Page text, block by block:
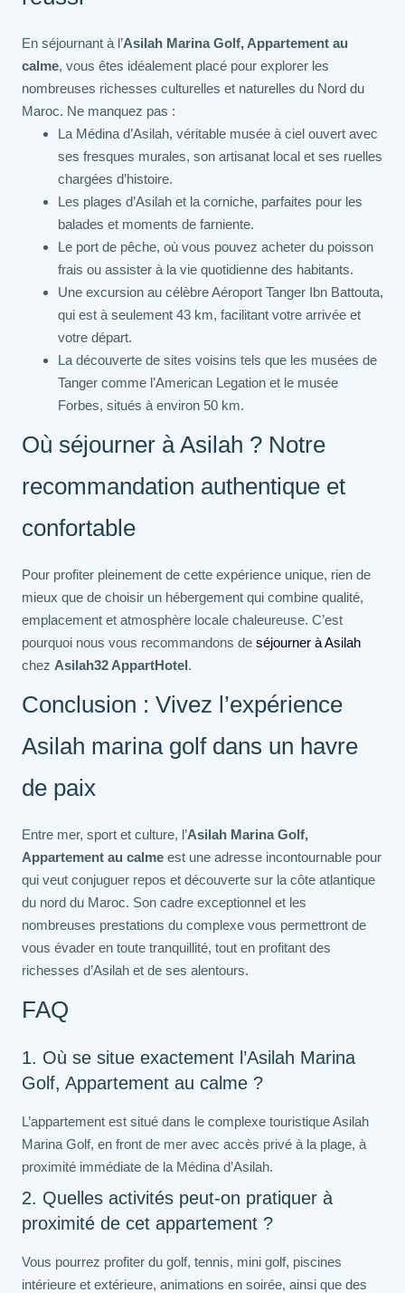
En séjournant à l’Asilah Marina Golf, Appartement au
calme, vous êtes idéalement placé pour explorer les
nombreuses richesses culturelles et naturelles du Nord du
Maroc. Ne manquez pas :
La Médina d’Asilah, véritable musée à ciel ouvert avec
ses fresques murales, son artisanat local et ses ruelles
chargées d’histoire.
Les plages d’Asilah et la corniche, parfaites pour les
balades et moments de farniente.
Le port de pêche, où vous pouvez acheter du poisson
frais ou assister à la vie quotidienne des habitants.
Une excursion au célèbre Aéroport Tanger Ibn Battouta,
qui est à seulement 43 km, facilitant votre arrivée et
votre départ.
La découverte de sites voisins tels que les musées de
Tanger comme l’American Legation et le musée
Forbes, situés à environ 50 km.
Où séjourner à Asilah ? Notre
recommandation authentique et
confortable
Pour profiter pleinement de cette expérience unique, rien de
mieux que de choisir un hébergement qui combine qualité,
emplacement et atmosphère locale chaleureuse. C’est
pourquoi nous vous recommandons de séjourner à Asilah
chez Asilah32 AppartHotel.
Conclusion : Vivez l’expérience
Asilah marina golf dans un havre
de paix
Entre mer, sport et culture, l’Asilah Marina Golf,
Appartement au calme est une adresse incontournable pour
qui veut conjuguer repos et découverte sur la côte atlantique
du nord du Maroc. Son cadre exceptionnel et les
nombreuses prestations du complexe vous permettront de
vous évader en toute tranquillité, tout en profitant des
richesses d’Asilah et de ses alentours.
FAQ
1. Où se situe exactement l’Asilah Marina
Golf, Appartement au calme ?
L’appartement est situé dans le complexe touristique Asilah
Marina Golf, en front de mer avec accès privé à la plage, à
proximité immédiate de la Médina d’Asilah.
2. Quelles activités peut-on pratiquer à
proximité de cet appartement ?
Vous pourrez profiter du golf, tennis, mini golf, piscines
intérieure et extérieure, animations en soirée, ainsi que des